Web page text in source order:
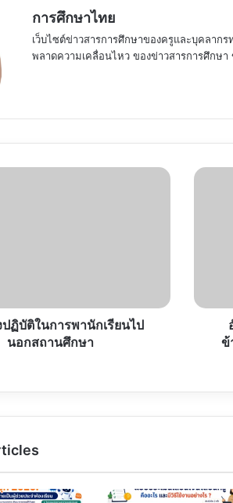
การศึกษาไทย
เว็บไซต์ข่าวสารการศึกษาของครูและบุคลาก
พลาดความเคลื่อนไหว ของข่าวสารการศึก
ฏิบัติในการพานักเรียนไป
นอกสถานศึกษา
อัปเดต!
บำนาญ
ข้